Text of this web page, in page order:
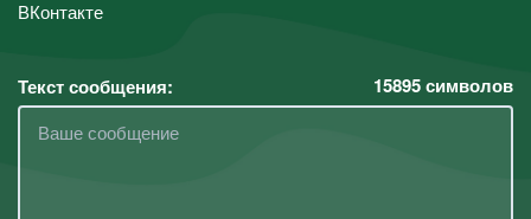
Текст сообщения: 15895символов